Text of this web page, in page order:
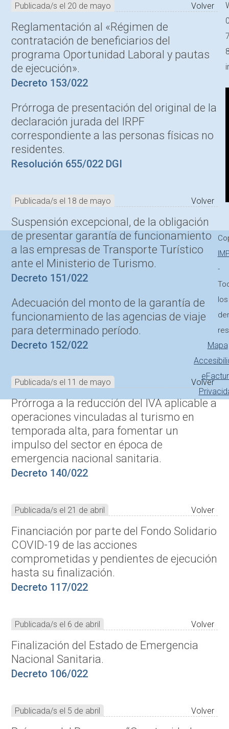
Publicada/s el 20 de mayo Volver
Reglamentación al «Régimen de
contratación de beneficiarios del
programa Oportunidad Laboral y pautas
de ejecución».
Decreto 153/022
Prórroga de presentación del original de la
declaración jurada del IRPF
correspondiente a las personas físicas no
residentes.
Resolución 655/022 DGI
Publicada/s el 18 de mayo Volver
Suspensión excepcional, de la obligación
de presentar garantía de funcionamiento
a las empresas de Transporte Turístico
ante el Ministerio de Turismo.
Decreto 151/022
Adecuación del monto de la garantía de
funcionamiento de las agencias de viaje
para determinado período.
Decreto 152/022
Publicada/s el 11 de mayo Volver
Prórroga a la reducción del IVA aplicable a
operaciones vinculadas al turismo en
temporada alta, para fomentar un
impulso del sector en época de
emergencia nacional sanitaria.
Decreto 140/022
Publicada/s el 21 de abril Volver
Financiación por parte del Fondo Solidario
COVID-19 de las acciones
comprometidas y pendientes de ejecución
hasta su finalización.
Decreto 117/022
Publicada/s el 6 de abril Volver
Finalización del Estado de Emergencia
Nacional Sanitaria.
Decreto 106/022
Publicada/s el 5 de abril Volver
-
los
Mapa